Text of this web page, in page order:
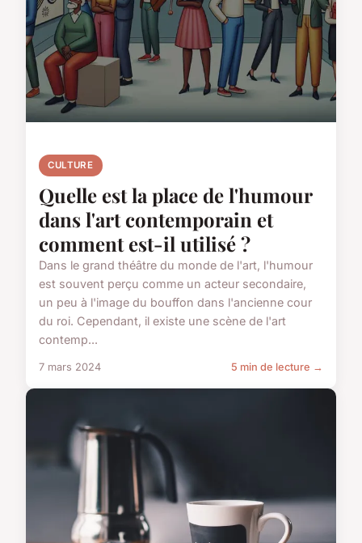
CULTURE
Quelle est la place de l'humour
dans l'art contemporain et
comment est-il utilisé ?
Dans le grand théâtre du monde de l'art, l'humour
est souvent perçu comme un acteur secondaire,
un peu à l'image du bouffon dans l'ancienne cour
du roi. Cependant, il existe une scène de l'art
contemp...
7 mars 2024 5 min de lecture →